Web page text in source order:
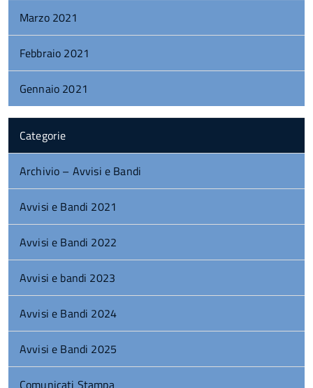
Marzo 2021
Febbraio 2021
Gennaio 2021
Categorie
Archivio – Avvisi e Bandi
Avvisi e Bandi 2021
Avvisi e Bandi 2022
Avvisi e bandi 2023
Avvisi e Bandi 2024
Avvisi e Bandi 2025
Comunicati Stampa